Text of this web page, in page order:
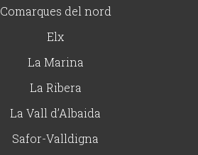
Comarques del nord
Elx
La Marina
La Ribera
La Vall d’Albaida
Safor-Valldigna